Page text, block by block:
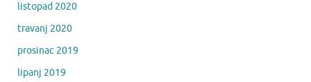
listopad 2020
travanj 2020
prosinac 2019
lipanj 2019